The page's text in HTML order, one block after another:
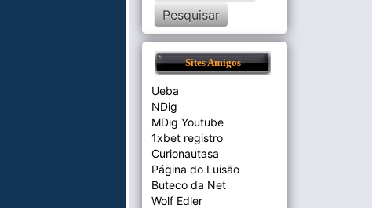
Sites Amigos
Ueba
NDig
MDig Youtube
1xbet registro
Curionautasa
Página do Luisão
Buteco da Net
Wolf Edler